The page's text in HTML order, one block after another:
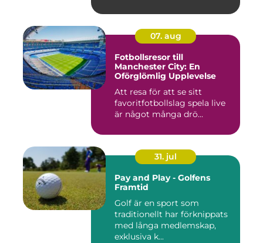
07. aug
Fotbollsresor till
Manchester City: En
Oförglömlig Upplevelse
Att resa för att se sitt
favoritfotbollslag spela live
är något många drö...
31. jul
Pay and Play - Golfens
Framtid
Golf är en sport som
traditionellt har förknippats
med långa medlemskap,
exklusiva k...